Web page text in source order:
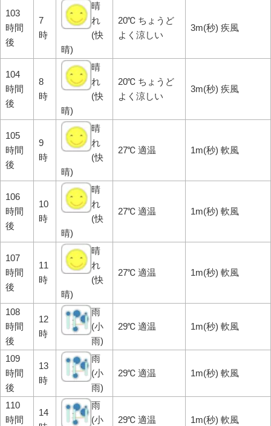
103
時間
後
7
時
晴
れ
(快
晴)
20℃ ちょうど
よく涼しい
3m(秒) 疾風
104
時間
後
8
時
晴
れ
(快
晴)
20℃ ちょうど
よく涼しい
3m(秒) 疾風
105
時間
後
9
時
晴
れ
(快
晴)
27℃ 適温 1m(秒) 軟風
106
時間
後
10
時
晴
れ
(快
晴)
27℃ 適温 1m(秒) 軟風
107
時間
後
11
時
晴
れ
(快
晴)
27℃ 適温 1m(秒) 軟風
108
時間
後
12
時
雨
(小
雨)
29℃ 適温 1m(秒) 軟風
109
時間
後
13
時
雨
(小
雨)
29℃ 適温 1m(秒) 軟風
110
時間
14
雨
(小
29℃ 適温 1m(秒) 軟風